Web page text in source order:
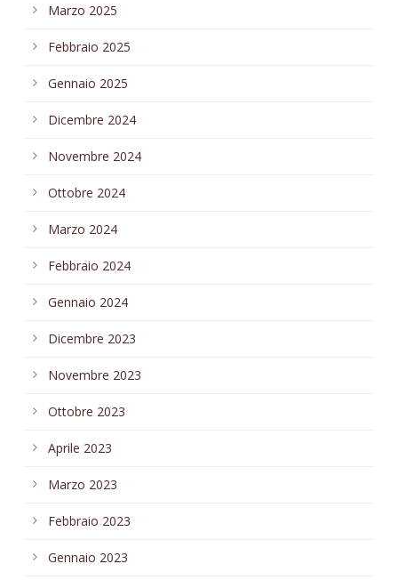
Marzo 2025
Febbraio 2025
Gennaio 2025
Dicembre 2024
Novembre 2024
Ottobre 2024
Marzo 2024
Febbraio 2024
Gennaio 2024
Dicembre 2023
Novembre 2023
Ottobre 2023
Aprile 2023
Marzo 2023
Febbraio 2023
Gennaio 2023